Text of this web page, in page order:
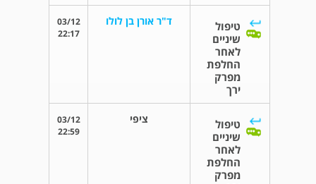
טיפול
שיניים
לאחר
החלפת
מפרק
ירך
ד"ר אורן בן לולו
03/12
22:17
טיפול
שיניים
לאחר
החלפת
מפרק
ציפי
03/12
22:59